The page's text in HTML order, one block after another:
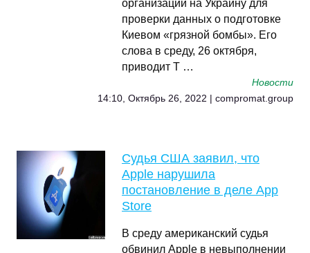
организации на Украину для
проверки данных о подготовке
Киевом «грязной бомбы». Его
слова в среду, 26 октября,
приводит Т …
Новости
14:10, Октябрь 26, 2022 | compromat.group
Судья США заявил, что
Apple нарушила
постановление в деле App
Store
В среду американский судья
обвинил Apple в невыполнении